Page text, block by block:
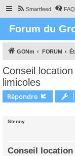
Smartfeed FAQ
Forum du
GONm FORUM
Conseil
limicoles
Répondre
Stenny
Conseil